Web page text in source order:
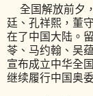
全国解放前夕
廷、孔祥熙，董
在了中国大陆。
苓、马约翰、吴
宣布成立中华全
继续履行中国奥